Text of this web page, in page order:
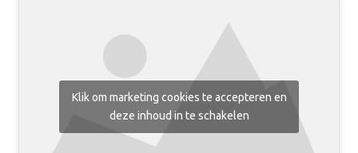
Klik om marketing cookies te accepteren en
deze inhoud in te schakelen